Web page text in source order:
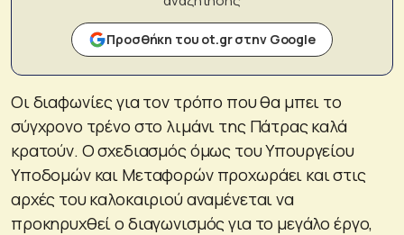
Προσθήκη του ot.gr στην Google
Οι διαφωνίες για τον τρόπο που θα μπει το
σύγχρονο τρένο στο λιμάνι της Πάτρας καλά
κρατούν. Ο σχεδιασμός όμως του Υπουργείου
Υποδομών και Μεταφορών προχωράει και στις
αρχές του καλοκαιριού αναμένεται να
προκηρυχθεί ο διαγωνισμός για το μεγάλο έργο,